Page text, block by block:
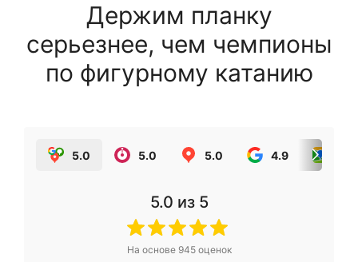
Держим планку
серьезнее, чем чемпионы
по фигурному катанию
5.0 5.0 5.0 4.9
5.0 из 5
На основе 945оценок